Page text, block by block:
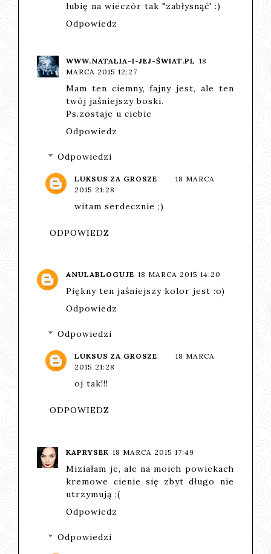
lubię na wieczór tak "zabłysnąć' :)
Odpowiedz
WWW.NATALIA-I-JEJ-ŚWIAT.PL 18
MARCA 2015 12:27
Mam ten ciemny, fajny jest, ale ten
twój jaśniejszy boski.
Ps.zostaje u ciebie
Odpowiedz
Odpowiedzi
LUKSUS ZA GROSZE
18 MARCA
2015 21:28
witam serdecznie ;)
ODPOWIEDZ
ANULABLOGUJE 18 MARCA 2015 14:20
Piękny ten jaśniejszy kolor jest :o)
Odpowiedz
Odpowiedzi
LUKSUS ZA GROSZE
18 MARCA
2015 21:28
oj tak!!!
ODPOWIEDZ
KAPRYSEK 18 MARCA 2015 17:49
Miziałam je, ale na moich powiekach
kremowe cienie się zbyt długo nie
utrzymują ;(
Odpowiedz
Odpowiedzi